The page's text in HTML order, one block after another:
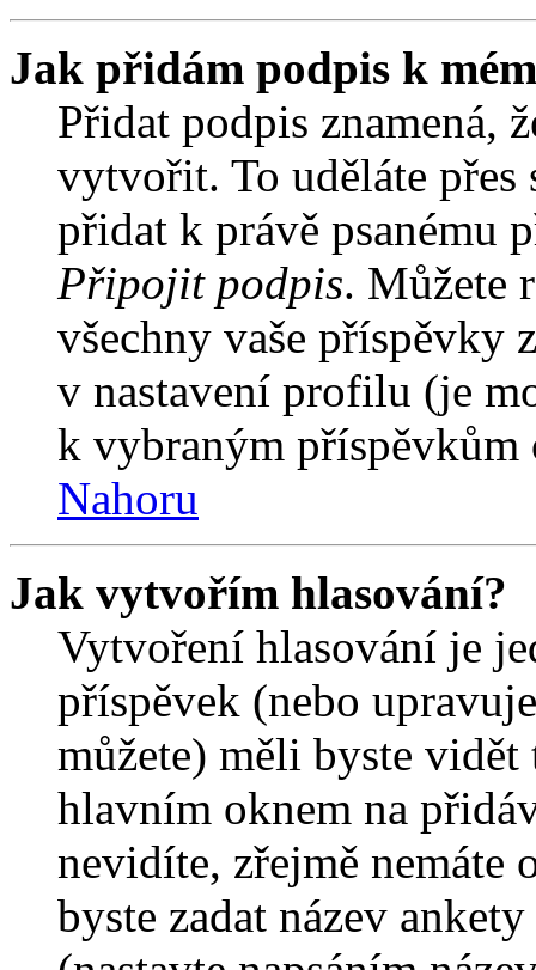
Jak přidám podpis k
Přidat podpis znamená,
vytvořit. To uděláte
přidat k právě psanému
Připojit podpis. Můžete
všechny vaše příspěvky
v nastavení profilu (je
k vybraným příspěvkům
Nahoru
Jak vytvořím hlasování?
Vytvoření hlasování je
příspěvek (nebo
můžete) měli byste
hlavním oknem na
nevidíte, zřejmě
byste zadat název